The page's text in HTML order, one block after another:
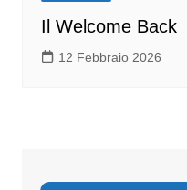
Il Welcome Back
12 Febbraio 2026